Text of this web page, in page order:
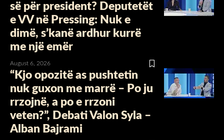
së për president? Deputetët
e VV në Pressing: Nuk e
dimë, s’kanë ardhur kurrë
me një emër
August 6, 2026
“Kjo opozitë as pushtetin
nuk guxon me marrë – Po ju
rrzojnë, a po e rrzoni
veten?”, Debati Valon Syla –
Alban Bajrami